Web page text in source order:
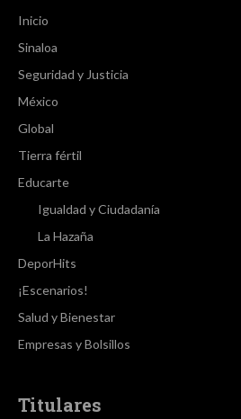
Inicio
Sinaloa
Seguridad y Justicia
México
Global
Tierra fértil
Educarte
Igualdad y Ciudadanía
La Hazaña
DeporHits
¡Escenarios!
Salud y Bienestar
Empresas y Bolsillos
Titulares